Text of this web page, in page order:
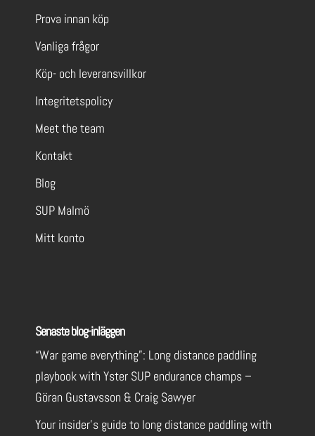
Prova innan köp
Vanliga frågor
Köp- och leveransvillkor
Integritetspolicy
Meet the team
Kontakt
Blog
SUP Malmö
Mitt konto
Senaste blog-inläggen
“War game everything”: Long distance paddling
playbook with Yster SUP endurance champs –
Göran Gustavsson & Craig Sawyer
Your insider’s guide to long distance paddling with